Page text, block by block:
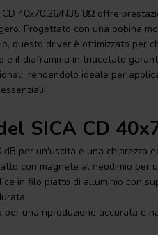
40x70.26/N35 8Ω offre
Progettato con una bobina
questo driver è ottimizzato per
e il diaframma in triacetato
rendendolo ideale per
SICA CD
per un'uscita e una chiarezza
con magnete al neodimio per
in filo piatto di alluminio con
per una riproduzione accurata e